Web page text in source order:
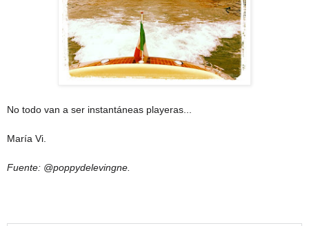
No todo van a ser instantáneas playeras...
María Vi.
Fuente: @poppydelevingne.